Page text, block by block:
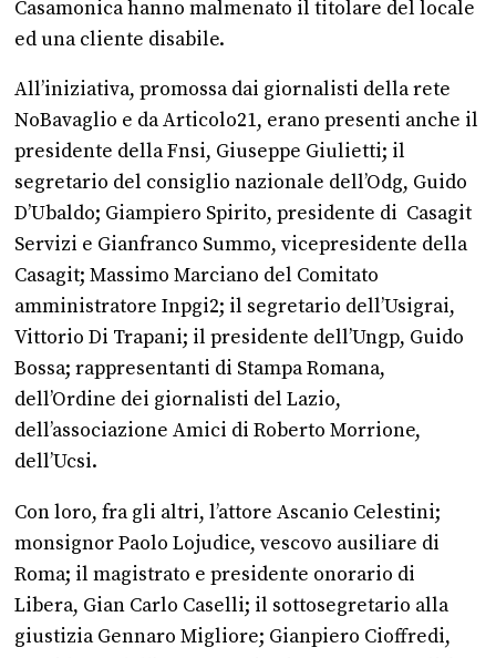
Casamonica hanno malmenato il titolare del locale
ed una cliente disabile.
All’iniziativa, promossa dai giornalisti della rete
NoBavaglio e da Articolo21, erano presenti anche il
presidente della Fnsi, Giuseppe Giulietti; il
segretario del consiglio nazionale dell’Odg, Guido
D’Ubaldo; Giampiero Spirito, presidente di Casagit
Servizi e Gianfranco Summo, vicepresidente della
Casagit; Massimo Marciano del Comitato
amministratore Inpgi2; il segretario dell’Usigrai,
Vittorio Di Trapani; il presidente dell’Ungp, Guido
Bossa; rappresentanti di Stampa Romana,
dell’Ordine dei giornalisti del Lazio,
dell’associazione Amici di Roberto Morrione,
dell’Ucsi.
Con loro, fra gli altri, l’attore Ascanio Celestini;
monsignor Paolo Lojudice, vescovo ausiliare di
Roma; il magistrato e presidente onorario di
Libera, Gian Carlo Caselli; il sottosegretario alla
giustizia Gennaro Migliore; Gianpiero Cioffredi,